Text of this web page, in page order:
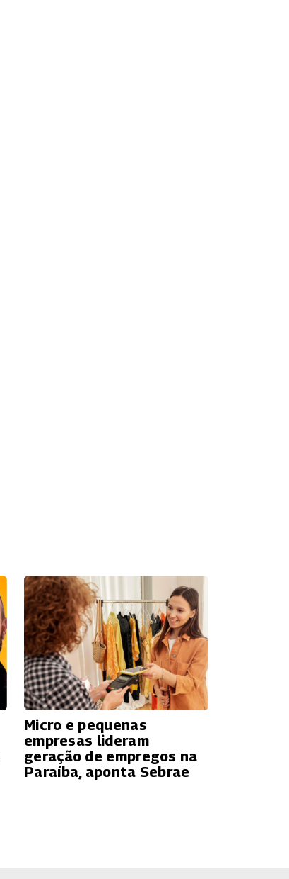
Micro e pequenas
empresas lideram
geração de empregos na
Paraíba, aponta Sebrae